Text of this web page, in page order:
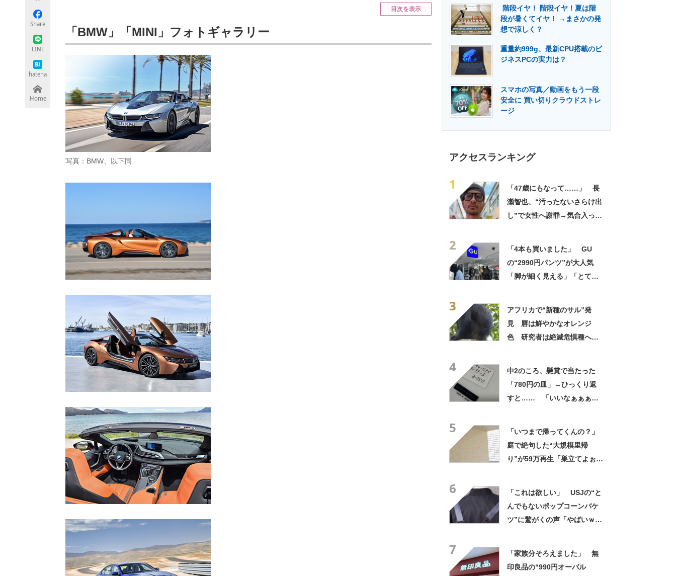
ちょっと気になるネットの話題
Share
LINE
hatena
Home
目次を表示
「BMW」「MINI」フォトギャラリー
写真：BMW、以下同
階段イヤ！ 階段イヤ！夏は階
段が暑くてイヤ！ →まさかの発
想で涼しく？
重量約999g、最新CPU搭載のビ
ジネスPCの実力は？
スマホの写真／動画をもう一段
安全に 買い切りクラウドストレ
ージ
アクセスランキング
1
「47歳にもなって……」 長
瀬智也、“汚ったないさらけ出
し”で女性へ謝罪→気合入った
2
「4本も買いました」 GU
の“2990円パンツ”が大人気
「脚が細く見える」「とても
3
アフリカで“新種のサル”発
見 唇は鮮やかなオレンジ
色 研究者は絶滅危惧種への
4
中2のころ、懸賞で当たった
「780円の皿」→ひっくり返
すと…… 「いいなぁぁぁぁ
5
「いつまで帰ってくんの？」
庭で絶句した“大規模里帰
り”が59万再生「巣立てよぉぉ
6
「これは欲しい」 USJの“と
んでもないポップコーンバケ
ツ”に驚がくの声「やばいｗ
7
「家族分そろえました」 無
印良品の“990円オーバル